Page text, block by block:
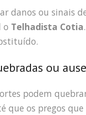
danos ou sinais
o Telhadista Cotia
ou
podem
que os pregos